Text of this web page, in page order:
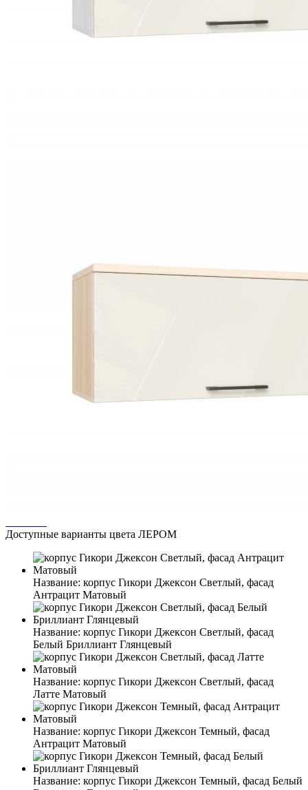
Доступные варианты цвета ЛЕРОМ
Название: корпус Гикори Джексон Светлый, фасад
Антрацит Матовый
Название: корпус Гикори Джексон Светлый, фасад
Белый Бриллиант Глянцевый
Название: корпус Гикори Джексон Светлый, фасад
Латте Матовый
Название: корпус Гикори Джексон Темный, фасад
Антрацит Матовый
Название: корпус Гикори Джексон Темный, фасад Белый